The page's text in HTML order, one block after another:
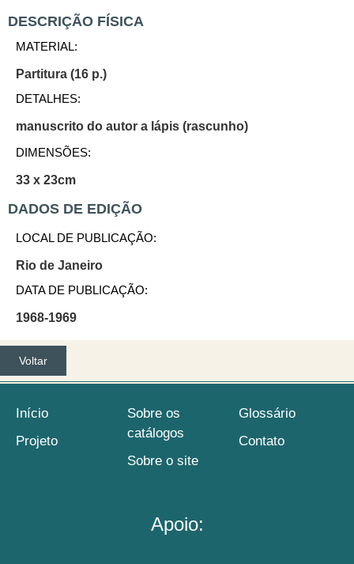
DESCRIÇÃO FÍSICA
MATERIAL:
Partitura (16 p.)
DETALHES:
manuscrito do autor a lápis (rascunho)
DIMENSÕES:
33 x 23cm
DADOS DE EDIÇÃO
LOCAL DE PUBLICAÇÃO:
Rio de Janeiro
DATA DE PUBLICAÇÃO:
1968-1969
Voltar
Início
Projeto
Sobre os
catálogos
Sobre o site
Glossário
Contato
Apoio: